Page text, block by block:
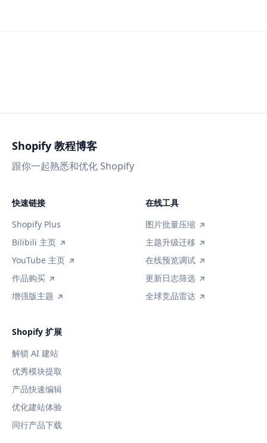
Shopify 教程博客
跟你一起熟悉和优化 Shopify
快速链接
Shopify Plus
Bilibili 主页
YouTube 主页
作品购买
增强版主题
在线工具
图片批量压缩
主题升级迁移
在线预览调试
更新日志筛选
全球竞品雷达
Shopify 扩展
解锁 AI 建站
优秀模块提取
产品快速编辑
优化建站体验
同行产品下载